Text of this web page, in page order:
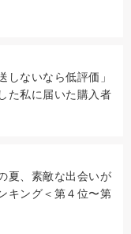
しないなら低評価」
た私に届いた購入者
夏、素敵な出会いが
キング＜第４位〜第